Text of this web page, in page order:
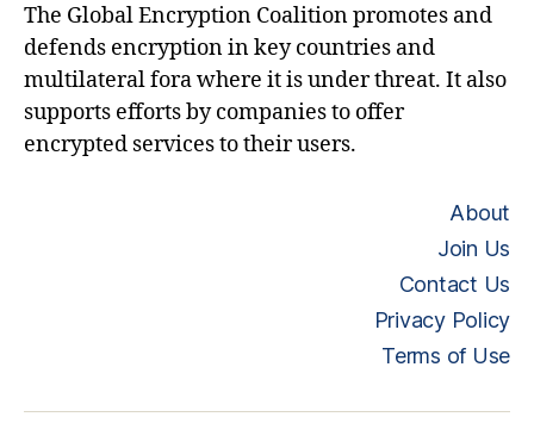
The Global Encryption Coalition promotes and
defends encryption in key countries and
multilateral fora where it is under threat. It also
supports efforts by companies to offer
encrypted services to their users.
About
Join Us
Contact Us
Privacy Policy
Terms of Use